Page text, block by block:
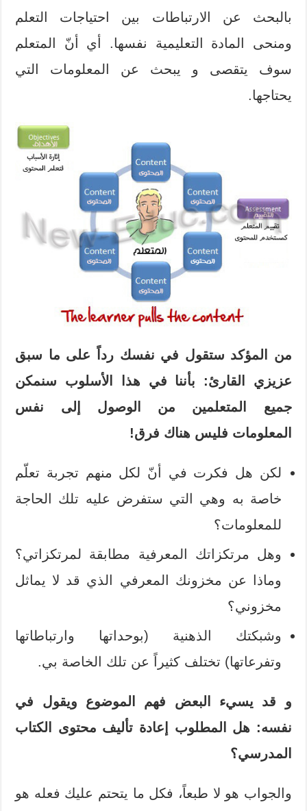
بالبحث عن الارتباطات بين احتياجات التعلم
ومنحى المادة التعليمية نفسها. أي أنّ المتعلم
سوف يتقصى و يبحث عن المعلومات التي
يحتاجها.
من المؤكد ستقول في نفسك رداً على ما سبق
عزيزي القارئ: بأننا في هذا الأسلوب سنمكن
جميع المتعلمين من الوصول إلى نفس
المعلومات فليس هناك فرق!
لكن هل فكرت في أنّ لكل منهم تجربة تعلّم
خاصة به وهي التي ستفرض عليه تلك الحاجة
للمعلومات؟
وهل مرتكزاتك المعرفية مطابقة لمرتكزاتي؟
وماذا عن مخزونك المعرفي الذي قد لا يماثل
مخزوني؟
وشبكتك الذهنية (بوحداتها وارتباطاتها
وتفرعاتها) تختلف كثيراً عن تلك الخاصة بي.
و قد يسيء البعض فهم الموضوع ويقول في
نفسه: هل المطلوب إعادة تأليف محتوى الكتاب
المدرسي؟
والجواب هو لا طبعاً، فكل ما يتحتم عليك فعله هو